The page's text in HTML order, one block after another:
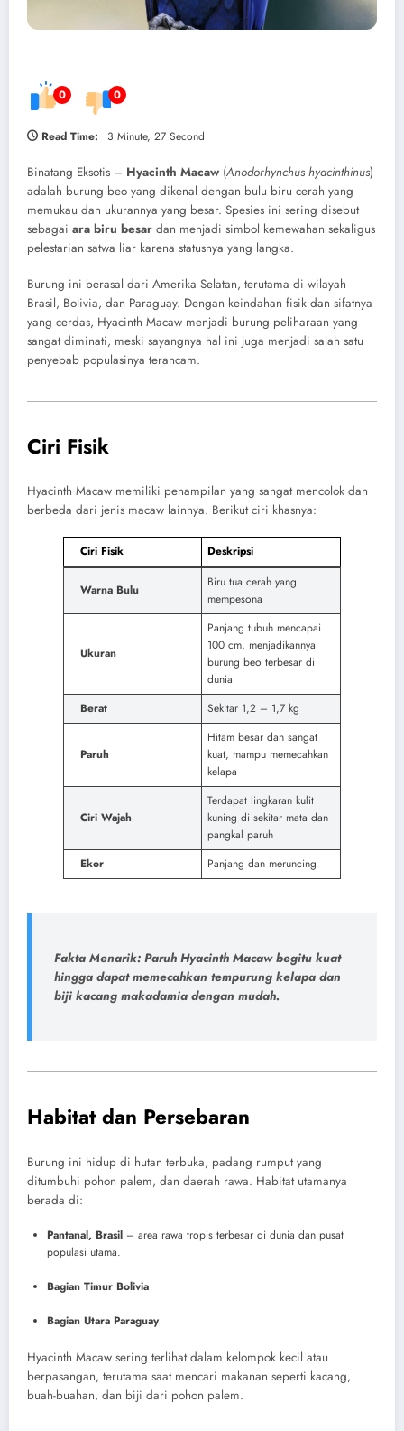
0 0
Read Time: 3 Minute, 27 Second
Binatang Eksotis – Hyacinth Macaw (Anodorhynchus hyacinthinus)
adalah burung beo yang dikenal dengan bulu biru cerah yang
memukau dan ukurannya yang besar. Spesies ini sering disebut
sebagai ara biru besar dan menjadi simbol kemewahan sekaligus
pelestarian satwa liar karena statusnya yang langka.
Burung ini berasal dari Amerika Selatan, terutama di wilayah
Brasil, Bolivia, dan Paraguay. Dengan keindahan fisik dan sifatnya
yang cerdas, Hyacinth Macaw menjadi burung peliharaan yang
sangat diminati, meski sayangnya hal ini juga menjadi salah satu
penyebab populasinya terancam.
Ciri Fisik
Hyacinth Macaw memiliki penampilan yang sangat mencolok dan
berbeda dari jenis macaw lainnya. Berikut ciri khasnya:
Ciri Fisik Deskripsi
Warna Bulu
Biru tua cerah yang
mempesona
Ukuran
Panjang tubuh mencapai
100 cm, menjadikannya
burung beo terbesar di
dunia
Berat
Sekitar 1,2 – 1,7 kg
Paruh
Hitam besar dan sangat
kuat, mampu memecahkan
kelapa
Ciri Wajah
Terdapat lingkaran kulit
kuning di sekitar mata dan
pangkal paruh
Ekor
Panjang dan meruncing
Fakta Menarik: Paruh Hyacinth Macaw begitu kuat
hingga dapat memecahkan tempurung kelapa dan
biji kacang makadamia dengan mudah.
Habitat dan Persebaran
Burung ini hidup di hutan terbuka, padang rumput yang
ditumbuhi pohon palem, dan daerah rawa. Habitat utamanya
berada di:
Pantanal, Brasil – area rawa tropis terbesar di dunia dan pusat
populasi utama.
Bagian Timur Bolivia
Bagian Utara Paraguay
Hyacinth Macaw sering terlihat dalam kelompok kecil atau
berpasangan, terutama saat mencari makanan seperti kacang,
buah-buahan, dan biji dari pohon palem.